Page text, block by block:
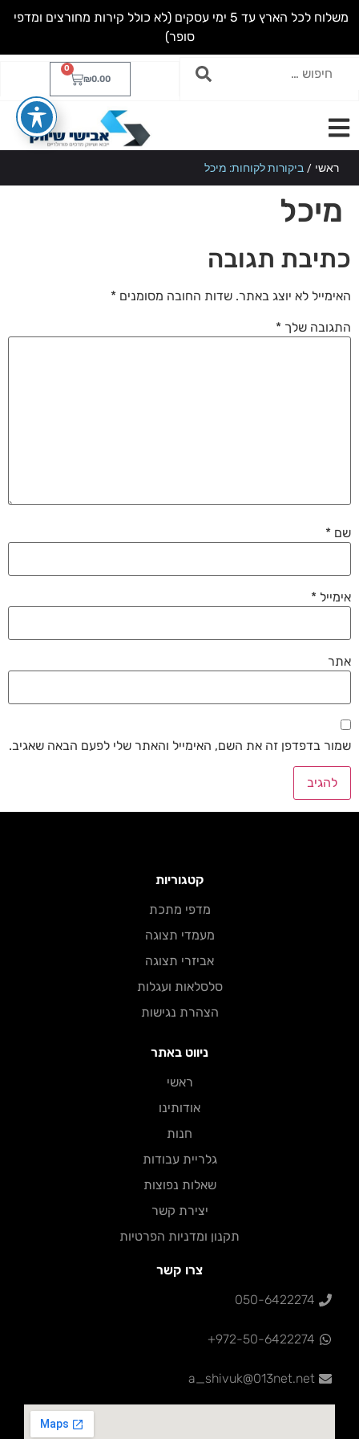
משלוח לכל הארץ עד 5 ימי עסקים (לא כולל קירות מחורצים ומדפי
סופר)
₪0.00
0
ראשי / ביקורות לקוחות: מיכל
מיכל
כתיבת תגובה
האימייל לא יוצג באתר. שדות החובה מסומנים *
התגובה שלך *
שם *
אימייל *
אתר
שמור בדפדפן זה את השם, האימייל והאתר שלי לפעם הבאה שאגיב.
קטגוריות
מדפי מתכת​
מעמדי תצוגה
אביזרי תצוגה
סלסלאות ועגלות
הצהרת נגישות
ניווט באתר
ראשי
אודותינו
חנות
גלריית עבודות
שאלות נפוצות
יצירת קשר
תקנון ומדניות הפרטיות
צרו קשר
050-6422274
972-50-6422274+
a_shivuk@013net.net‏